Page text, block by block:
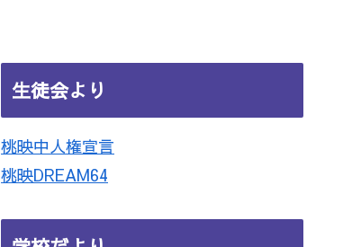
生徒会より
桃映中人権宣言
桃映DREAM64